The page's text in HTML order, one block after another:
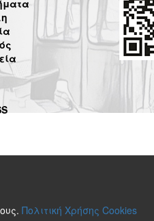
Πολιτική Χρήσης Cookies